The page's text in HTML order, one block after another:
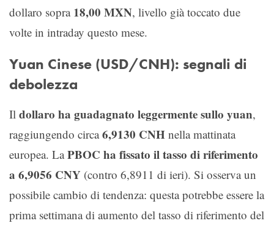
dollaro sopra 18,00 MXN, livello già toccato due
volte in intraday questo mese.
Yuan Cinese (USD/CNH): segnali di
debolezza
Il dollaro ha guadagnato leggermente sullo yuan,
raggiungendo circa6,9130 CNH nella mattinata
europea. LaPBOC ha fissato il tasso di riferimento
a 6,9056 CNY (contro 6,8911 di ieri). Si osserva un
possibile cambio di tendenza: questa potrebbe essere la
prima settimana di aumento del tasso di riferimento del